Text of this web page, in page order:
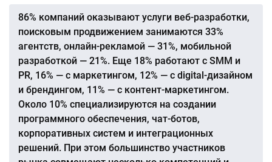
86% компаний оказывают услуги веб-разработки,
поисковым продвижением занимаются 33%
агентств, онлайн-рекламой — 31%, мобильной
разработкой — 21%. Еще 18% работают с SMM и
PR, 16% — с маркетингом, 12% — с digital-дизайном
и брендингом, 11% — с контент-маркетингом.
Около 10% специализируются на создании
программного обеспечения, чат-ботов,
корпоративных систем и интеграционных
решений. При этом большинство участников